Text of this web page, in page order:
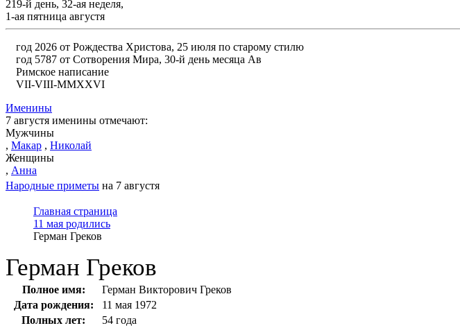
219-й день, 32-ая неделя,
1-ая пятница августя
год 2026 от Рождества Христова, 25 июля по старому стилю
год 5787 от Сотворения Мира, 30-й день месяца Ав
Римское написание
VII-VIII-MMXXVI
Именины
7 августя именины отмечают:
Мужчины
, Макар , Николай
Женщины
, Анна
Народные приметы на 7 августя
Главная страница
11 мая родились
Герман Греков
Герман Греков
Полное имя:
Герман Викторович Греков
Дата рождения:
11 мая 1972
Полных лет:
54 года